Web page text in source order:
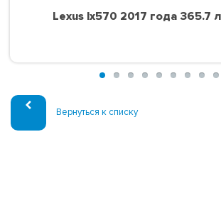
Lexus lx570 2017 года 365.7
Вернуться к списку